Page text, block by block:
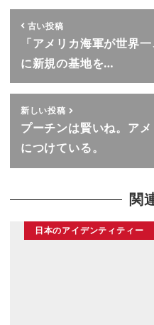
古い投稿
「アメリカ海軍が世界
に新規の基地を…
新しい投稿
プーチンは賢いね。ア
につけている。
関
日本のアイデンティティー